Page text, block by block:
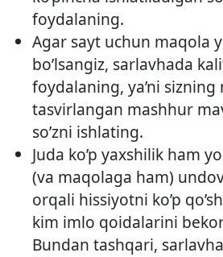
foydalaning.
Agar sayt uchun maqola
bo’lsangiz, sarlavhada
foydalaning, ya’ni
tasvirlangan mashhur
so’zni ishlating.
Juda ko’p yaxshilik ham
(va maqolaga ham)
orqali hissiyotni ko’p
kim imlo qoidalarini
Bundan tashqari,